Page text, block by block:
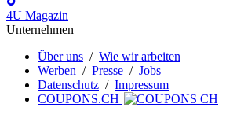
4U Magazin
Unternehmen
Über uns / Wie wir arbeiten
Werben / Presse / Jobs
Datenschutz / Impressum
COUPONS.CH